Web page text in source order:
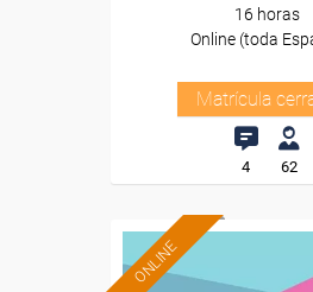
16 horas
Online (toda
Matrícula
4 62
ONLINE